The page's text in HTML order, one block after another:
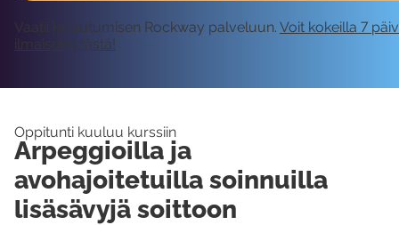
Vaatii kirjautumisen Rockway palveluun. Voit kokeilla 7
ilmaiseksi tästä!
Oppitunti kuuluu kurssiin
Arpeggioilla ja
avohajoitetuilla soinnuilla
lisäsävyjä soittoon